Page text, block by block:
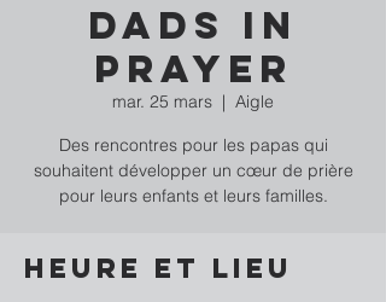
Dads in
prayer
mar. 25 mars
  |
Aigle
Des rencontres pour les papas qui
souhaitent développer un cœur de prière
pour leurs enfants et leurs familles.
Heure et lieu